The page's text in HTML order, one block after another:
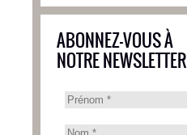
ABONNEZ-VOUS À
NOTRE NEWSLETTER